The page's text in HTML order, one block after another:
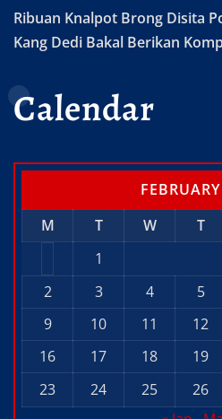
Ribuan Knalpot Brong Disita
Kang Dedi Bakal Berikan
Calendar
M
T W T
1
2
3 4 5
9
10 11 12
16
17 18 19
23
24 25 26